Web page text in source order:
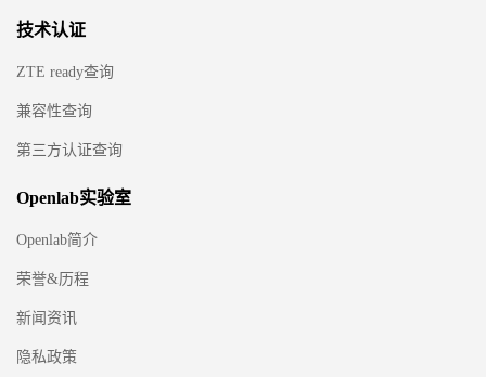
技术认证
ZTE ready查询
兼容性查询
第三方认证查询
Openlab实验室
Openlab简介
荣誉&历程
新闻资讯
隐私政策